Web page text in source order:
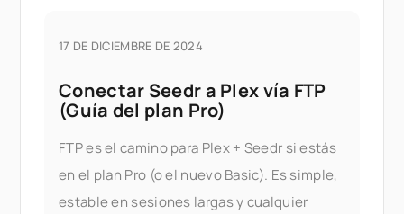
17 DE DICIEMBRE DE 2024
Conectar Seedr a Plex vía FTP
(Guía del plan Pro)
FTP es el camino para Plex + Seedr si estás
en el plan Pro (o el nuevo Basic). Es simple,
estable en sesiones largas y cualquier